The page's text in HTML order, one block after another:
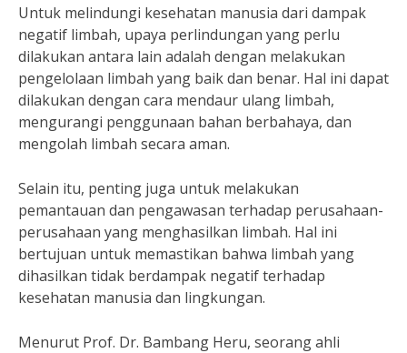
Untuk melindungi kesehatan manusia dari dampak
negatif limbah, upaya perlindungan yang perlu
dilakukan antara lain adalah dengan melakukan
pengelolaan limbah yang baik dan benar. Hal ini dapat
dilakukan dengan cara mendaur ulang limbah,
mengurangi penggunaan bahan berbahaya, dan
mengolah limbah secara aman.
Selain itu, penting juga untuk melakukan
pemantauan dan pengawasan terhadap perusahaan-
perusahaan yang menghasilkan limbah. Hal ini
bertujuan untuk memastikan bahwa limbah yang
dihasilkan tidak berdampak negatif terhadap
kesehatan manusia dan lingkungan.
Menurut Prof. Dr. Bambang Heru, seorang ahli